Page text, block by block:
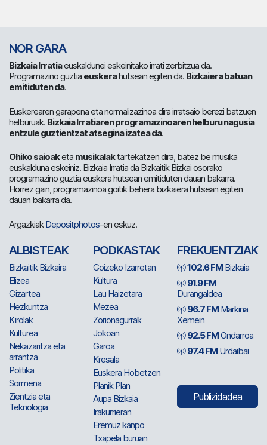
NOR GARA
Bizkaia Irratiaeuskaldunei eskeinitako irrati zerbitzua da.
Programazino guztia euskerahutsean egiten da. Bizkaiera batuan
emitiduten da.
Euskerearen garapena eta normalizazinoa dira irratsaio berezi batzuen
helburuak. Bizkaia Irratiaren programazinoaren helburu nagusia
entzule guztientzat atsegina izatea da.
Ohiko saioaketa musikalaktartekatzen dira, batez be musika
euskalduna eskeiniz. Bizkaia Irratia da Bizkaitik Bizkai osorako
programazino guztia euskera hutsean emitiduten dauan bakarra.
Horrez gain, programazinoa goitik behera bizkaiera hutsean egiten
dauan bakarra da.
ArgazkiakDepositphotos-en eskuz.
ALBISTEAK
Bizkaitik Bizkaira
Elizea
Gizartea
Hezkuntza
Kirolak
Kulturea
Nekazaritza eta
arrantza
Politika
Sormena
Zientzia eta
Teknologia
PODKASTAK
Goizeko Izarretan
Kultura
Lau Haizetara
Mezea
Zorionagurrak
Jokoan
Garoa
Kresala
Euskera Hobetzen
Planik Plan
Aupa Bizkaia
Irakurrieran
Eremuz kanpo
Txapela buruan
FREKUENTZIAK
102.6 FM Bizkaia
91.9 FM
Durangaldea
96.7 FM Markina
Xemein
92.5 FMOndarroa
97.4 FM Urdaibai
Publizidadea